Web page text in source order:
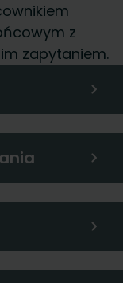
z
zapytaniem.